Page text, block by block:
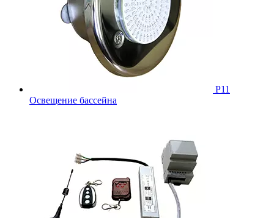
Р11
Освещение бассейна